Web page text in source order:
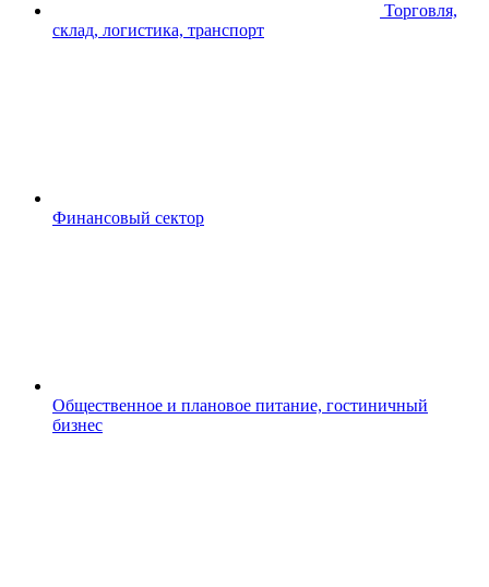
Торговля,
склад, логистика, транспорт
Финансовый сектор
Общественное и плановое питание, гостиничный
бизнес